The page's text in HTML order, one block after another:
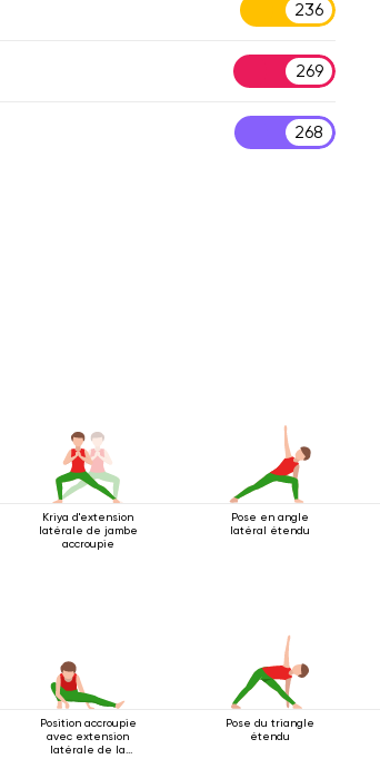
236
269
268
Kriya d'extension
latérale de jambe
accroupie
Pose en angle
latéral étendu
Position accroupie
avec extension
latérale de la
Pose du triangle
étendu